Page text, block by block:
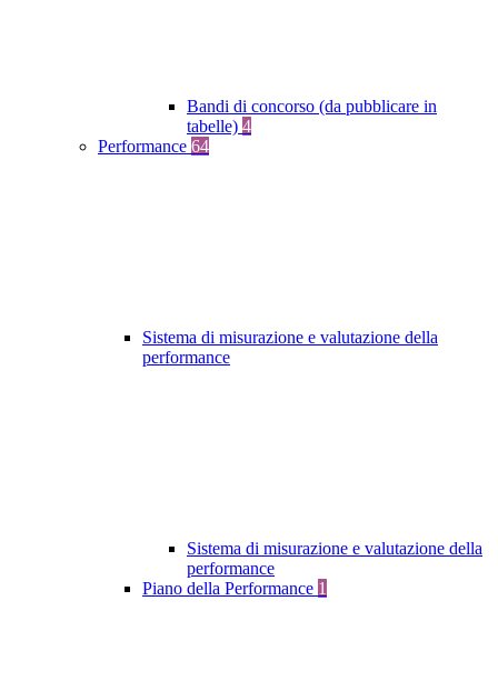
Bandi di concorso (da pubblicare in
tabelle) 4
Performance 64
Sistema di misurazione e valutazione della
performance
Sistema di misurazione e valutazione della
performance
Piano della Performance 1